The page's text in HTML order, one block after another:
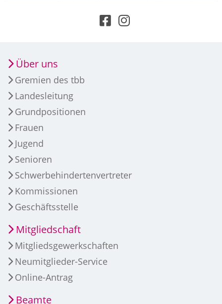
Über uns
Gremien des tbb
Landesleitung
Grundpositionen
Frauen
Jugend
Senioren
Schwerbehindertenvertreter
Kommissionen
Geschäftsstelle
Mitgliedschaft
Mitgliedsgewerkschaften
Neumitglieder-Service
Online-Antrag
Beamte